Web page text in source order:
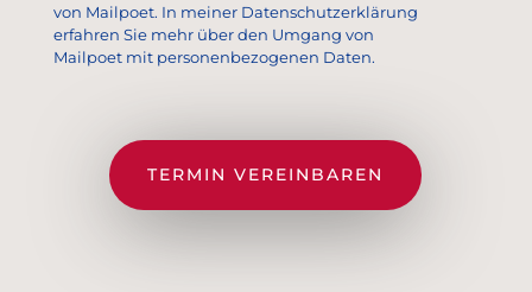
von Mailpoet. In meiner Datenschutzerklärung
erfahren Sie mehr über den Umgang von
Mailpoet mit personenbezogenen Daten.
TERMIN VEREINBAREN